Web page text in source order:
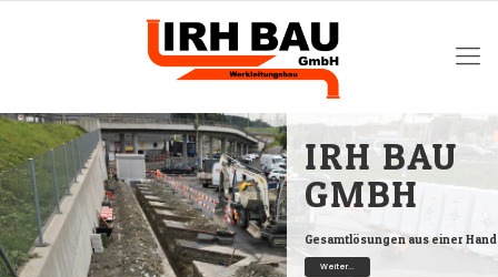
IRH BAU
GMBH
Gesamtlösungen aus einer
Weiter...